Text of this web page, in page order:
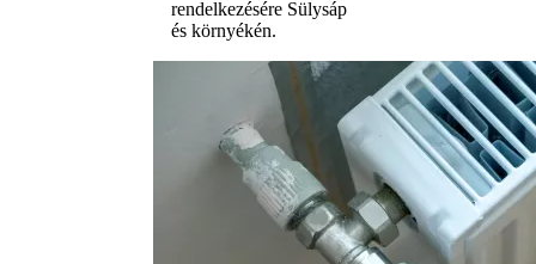
rendelkezésére Sülysáp
és környékén.